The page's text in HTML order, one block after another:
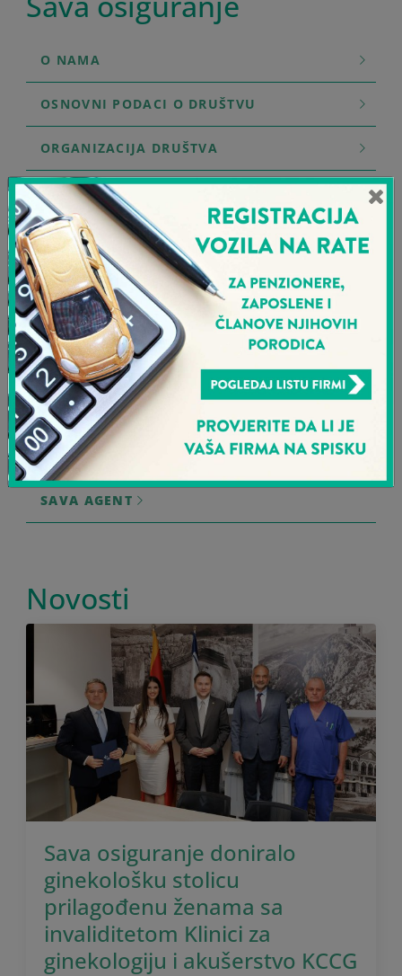
O NAMA
OSNOVNI PODACI O DRUŠTVU
ORGANIZACIJA DRUŠTVA
GRUPA KOJOJ PRIPADAMO
ISTORIJAT
NOVOSTI
POSAO
MREŽA
KONTAKTIRAJTE NAS
SAVA CAR
SAVA AGENT
Novosti
Sava osiguranje doniralo
ginekološku stolicu
prilagođenu ženama sa
invaliditetom Klinici za
ginekologiju i akušerstvo KCCG